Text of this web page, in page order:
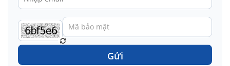
Gửi